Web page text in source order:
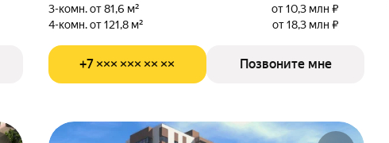
3-комн. от 81,6 м²
от 10,3 млн ₽
4-комн. от 121,8 м²
от 18,3 млн ₽
+7 ××× ××× ×× ×× Позвоните мне